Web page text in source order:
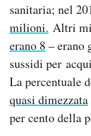
sanitaria; nel
milioni. Altri
erano 8 – erano
sussidi per
La percentuale
quasi dimezzata
per cento della